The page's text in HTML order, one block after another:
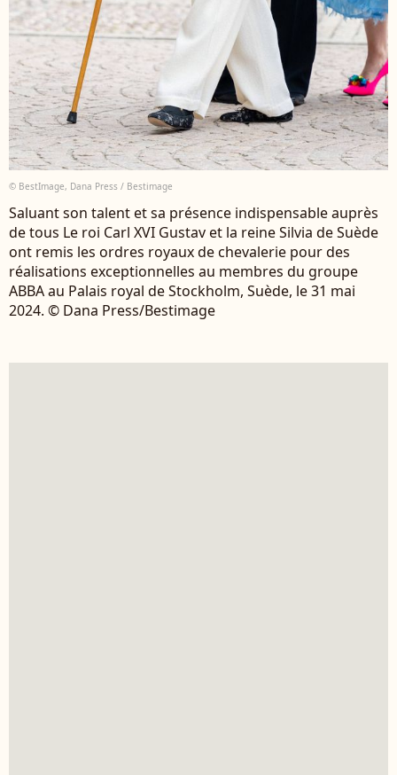
© BestImage, Dana Press / Bestimage
Saluant son talent et sa présence indispensable auprès
de tous Le roi Carl XVI Gustav et la reine Silvia de Suède
ont remis les ordres royaux de chevalerie pour des
réalisations exceptionnelles au membres du groupe
ABBA au Palais royal de Stockholm, Suède, le 31 mai
2024. © Dana Press/Bestimage